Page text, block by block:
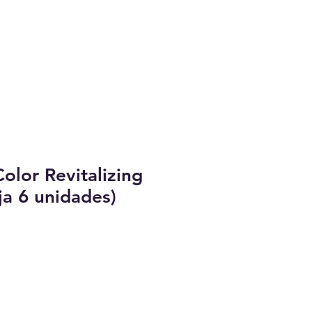
Revitalizing
6 unidades)